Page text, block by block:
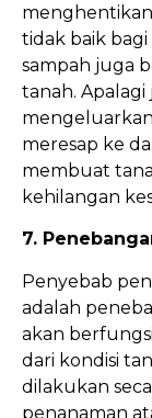
tidak baik
sampah juga
tanah. Apalagi
meresap ke
membuat
kehilangan
7.
Penyebab
adalah
akan
dari kondisi
dilakukan
penanaman